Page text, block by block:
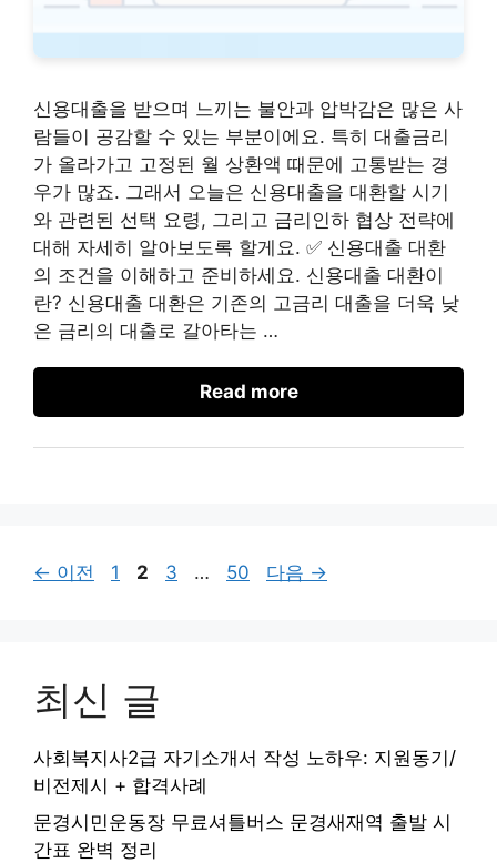
신용대출을 받으며 느끼는 불안과 압박감은 많은 사
람들이 공감할 수 있는 부분이에요. 특히 대출금리
가 올라가고 고정된 월 상환액 때문에 고통받는 경
우가 많죠. 그래서 오늘은 신용대출을 대환할 시기
와 관련된 선택 요령, 그리고 금리인하 협상 전략에
대해 자세히 알아보도록 할게요. ✅ 신용대출 대환
의 조건을 이해하고 준비하세요. 신용대출 대환이
란? 신용대출 대환은 기존의 고금리 대출을 더욱 낮
은 금리의 대출로 갈아타는 …
Read more
← 이전
페
1
페
2
페
3 …
페
50 다음 →
최신 글
사회복지사2급 자기소개서 작성 노하우: 지원동기/
비전제시 + 합격사례
문경시민운동장 무료셔틀버스 문경새재역 출발 시
간표 완벽 정리